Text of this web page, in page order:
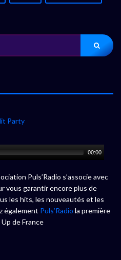
00:00
Puls’Radio s’associe avec
vous garantir encore plus de
les hits, les nouveautés et les
également Puls’Radio la première
de France